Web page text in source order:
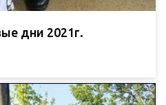
дни 2021г.